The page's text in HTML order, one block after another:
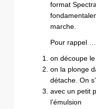
format
marche.
Pour rappel …
on découpe
on la plonge
détache. On
avec un petit
l’émulsion